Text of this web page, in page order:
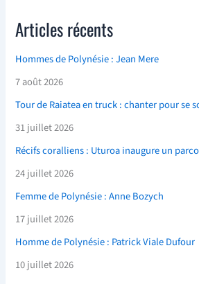
Articles récents
Hommes de Polynésie : Jean Mere
7 août 2026
Tour de Raiatea en truck : chanter pour se
31 juillet 2026
Récifs coralliens : Uturoa inaugure un
24 juillet 2026
Femme de Polynésie : Anne Bozych
17 juillet 2026
Homme de Polynésie : Patrick Viale Dufour
10 juillet 2026